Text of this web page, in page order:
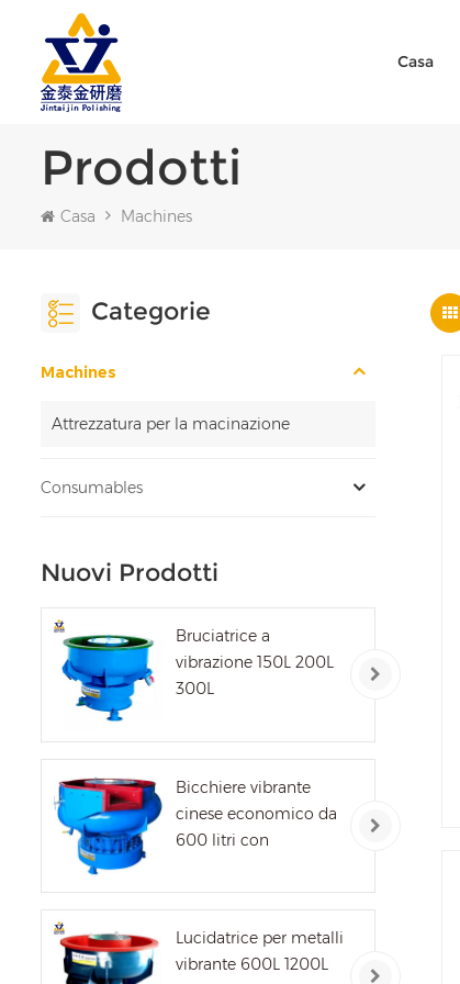
Casa
Prodotti
Casa Machines
Categorie
Machines
Attrezzatura per la macinazione
Consumables
Nuovi Prodotti
Bruciatrice a
vibrazione 150L 200L
300L
Bicchiere vibrante
cinese economico da
600 litri con
Lucidatrice per metalli
vibrante 600L 1200L